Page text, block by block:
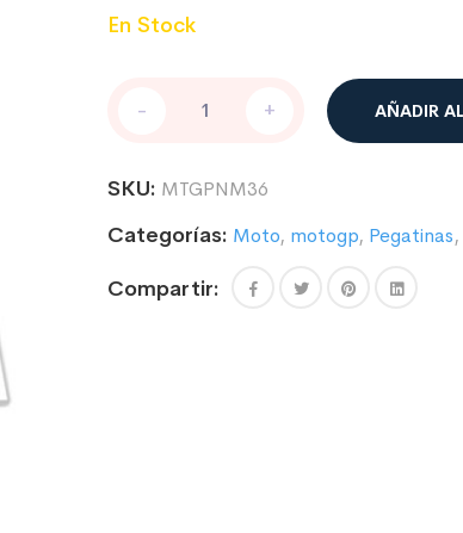
En Stock
MOTOGP
MIR
cantidad
- + AÑADIR
SKU: MTGPNM36
Categorías: Moto, motogp, Pegatinas,
Compartir: